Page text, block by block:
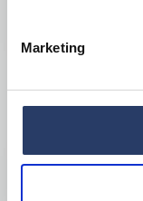
Marketing
Tilbud